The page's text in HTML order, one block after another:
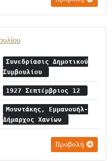
Συνεδρίασις Δημοτικού
Συμβουλίου
1927 Σεπτέμβριος 12
Μουντάκης, Εμμανουήλ-
Δήμαρχος Χανίων
Προβολή